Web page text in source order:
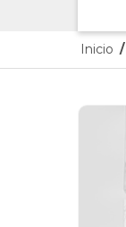
Inicio /